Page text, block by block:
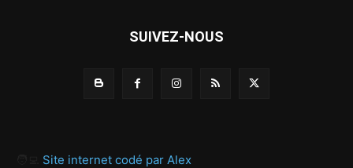
SUIVEZ-NOUS
Site internet codé par Alex